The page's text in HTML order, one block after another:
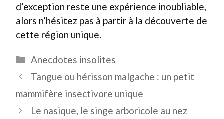
d’exception reste une expérience inoubliable,
alors n’hésitez pas à partir à la découverte de
cette région unique.
Catégories
Anecdotes insolites
Tangue ou hérisson malgache : un petit
mammifère insectivore unique
Le nasique, le singe arboricole au nez